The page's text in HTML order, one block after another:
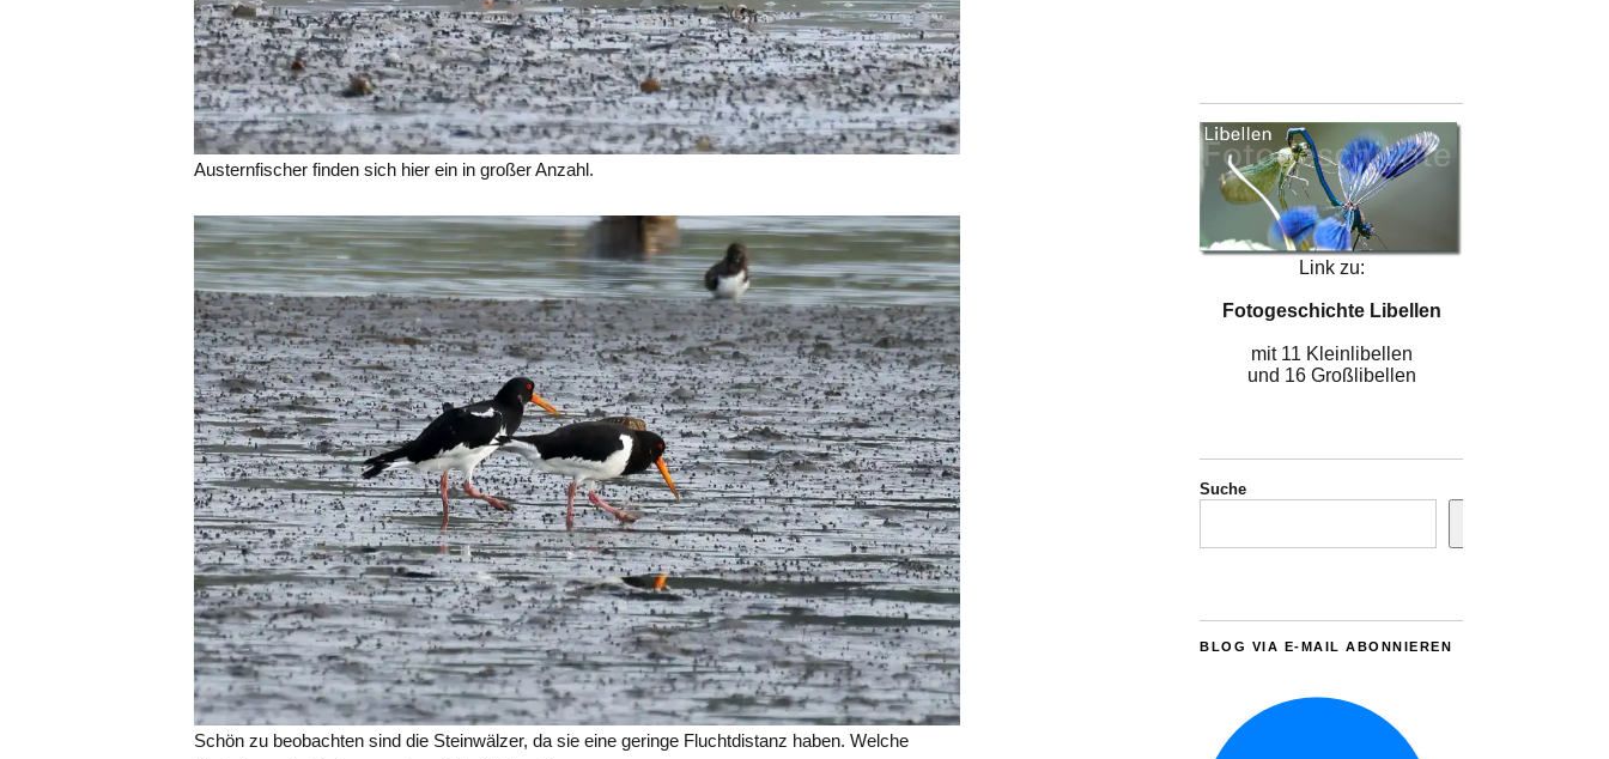
Austernfischer finden sich hier ein in großer Anzahl.
Schön zu beobachten sind die Steinwälzer, da sie eine geringe Fluchtdistanz haben. Welche
Link zu:
Fotogeschichte Libellen
mit 11 Kleinlibellen
und 16 Großlibellen
Suche
BLOG VIA E-MAIL ABONNIEREN